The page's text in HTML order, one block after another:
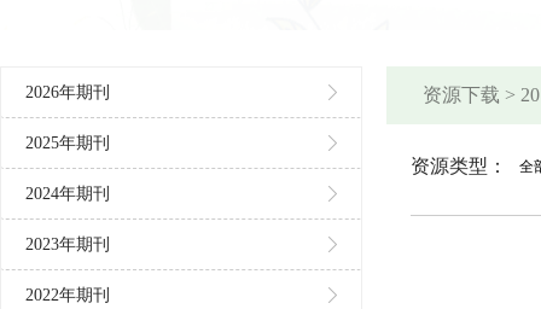
2026年期刊
2025年期刊
2024年期刊
2023年期刊
2022年期刊
资源下载 >
资源类型： 全